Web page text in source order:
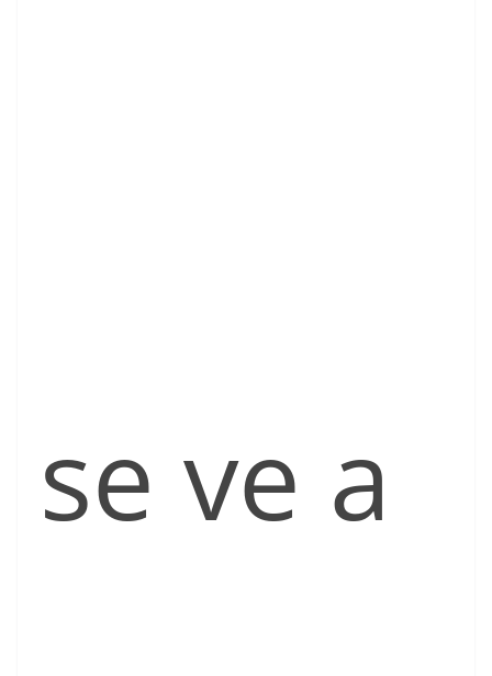
se ve a